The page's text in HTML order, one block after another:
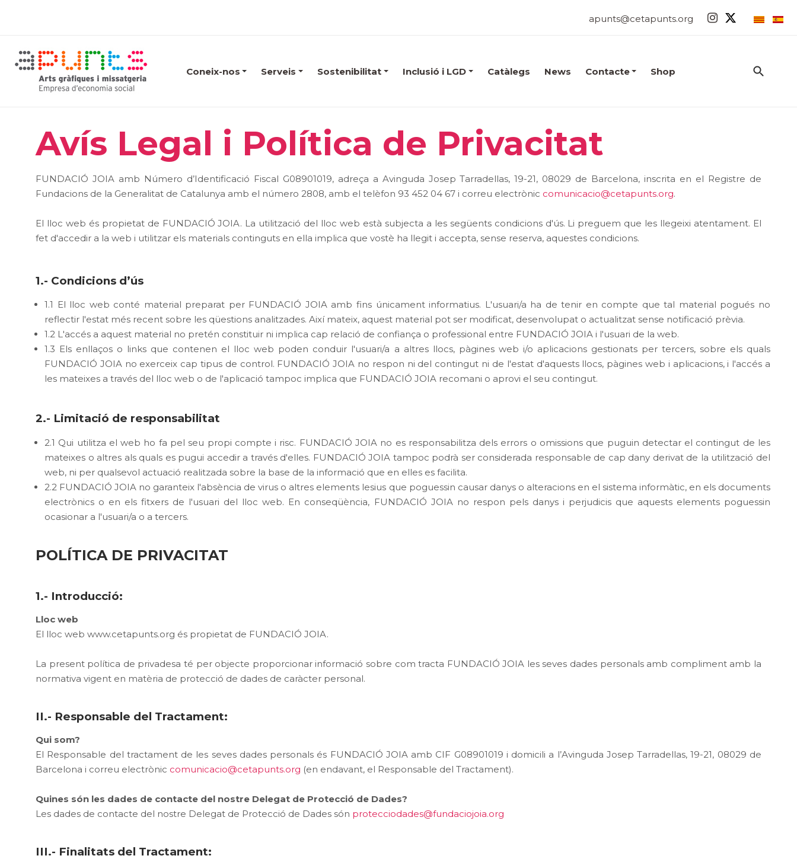
apunts@cetapunts.org
Coneix-nos Serveis Sostenibilitat Inclusió i LGD Catàlegs News Contacte Shop
Avís Legal i Política de Privacitat
FUNDACIÓ JOIA amb Número d’Identificació Fiscal G08901019, adreça a Avinguda Josep Tarradellas, 19-21, 08029 de Barcelona, inscrita en el Registre de
Fundacions de la Generalitat de Catalunya amb el número 2808, amb el telèfon 93 452 04 67 i correu electrònic comunicacio@cetapunts.org.
El lloc web és propietat de FUNDACIÓ JOIA. La utilització del lloc web està subjecta a les següents condicions d'ús. Li preguem que les llegeixi atentament. El
fet d'accedir a la web i utilitzar els materials continguts en ella implica que vostè ha llegit i accepta, sense reserva, aquestes condicions.
1.- Condicions d’ús
1.1 El lloc web conté material preparat per FUNDACIÓ JOIA amb fins únicament informatius. L'usuari/a ha de tenir en compte que tal material pogués no
reflectir l'estat més recent sobre les qüestions analitzades. Així mateix, aquest material pot ser modificat, desenvolupat o actualitzat sense notificació prèvia.
1.2 L'accés a aquest material no pretén constituir ni implica cap relació de confiança o professional entre FUNDACIÓ JOIA i l'usuari de la web.
1.3 Els enllaços o links que contenen el lloc web poden conduir l'usuari/a a altres llocs, pàgines web i/o aplicacions gestionats per tercers, sobre els quals
FUNDACIÓ JOIA no exerceix cap tipus de control. FUNDACIÓ JOIA no respon ni del contingut ni de l'estat d'aquests llocs, pàgines web i aplicacions, i l'accés a
les mateixes a través del lloc web o de l'aplicació tampoc implica que FUNDACIÓ JOIA recomani o aprovi el seu contingut.
2.- Limitació de responsabilitat
2.1 Qui utilitza el web ho fa pel seu propi compte i risc. FUNDACIÓ JOIA no es responsabilitza dels errors o omissions que puguin detectar el contingut de les
mateixes o altres als quals es pugui accedir a través d'elles. FUNDACIÓ JOIA tampoc podrà ser considerada responsable de cap dany derivat de la utilització del
web, ni per qualsevol actuació realitzada sobre la base de la informació que en elles es facilita.
2.2 FUNDACIÓ JOIA no garanteix l'absència de virus o altres elements lesius que poguessin causar danys o alteracions en el sistema informàtic, en els documents
electrònics o en els fitxers de l'usuari del lloc web. En conseqüència, FUNDACIÓ JOIA no respon pels danys i perjudicis que aquests elements poguessin
ocasionar a l'usuari/a o a tercers.
POLÍTICA DE PRIVACITAT
1.- Introducció:
Lloc web
El lloc web www.cetapunts.org és propietat de FUNDACIÓ JOIA.
La present política de privadesa té per objecte proporcionar informació sobre com tracta FUNDACIÓ JOIA les seves dades personals amb compliment amb la
normativa vigent en matèria de protecció de dades de caràcter personal.
II.- Responsable del Tractament:
Qui som?
El Responsable del tractament de les seves dades personals és FUNDACIÓ JOIA amb CIF G08901019 i domicili a l’Avinguda Josep Tarradellas, 19-21, 08029 de
Barcelona i correu electrònic comunicacio@cetapunts.org (en endavant, el Responsable del Tractament).
Quines són les dades de contacte del nostre Delegat de Protecció de Dades?
Les dades de contacte del nostre Delegat de Protecció de Dades són protecciodades@fundaciojoia.org
III.- Finalitats del Tractament: